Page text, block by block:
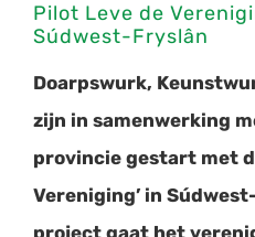
Pilot Leve de
Súdwest-Fryslân
Doarpswurk,
zijn in samenwerking
provincie gestart met
Vereniging’ in
project gaat het